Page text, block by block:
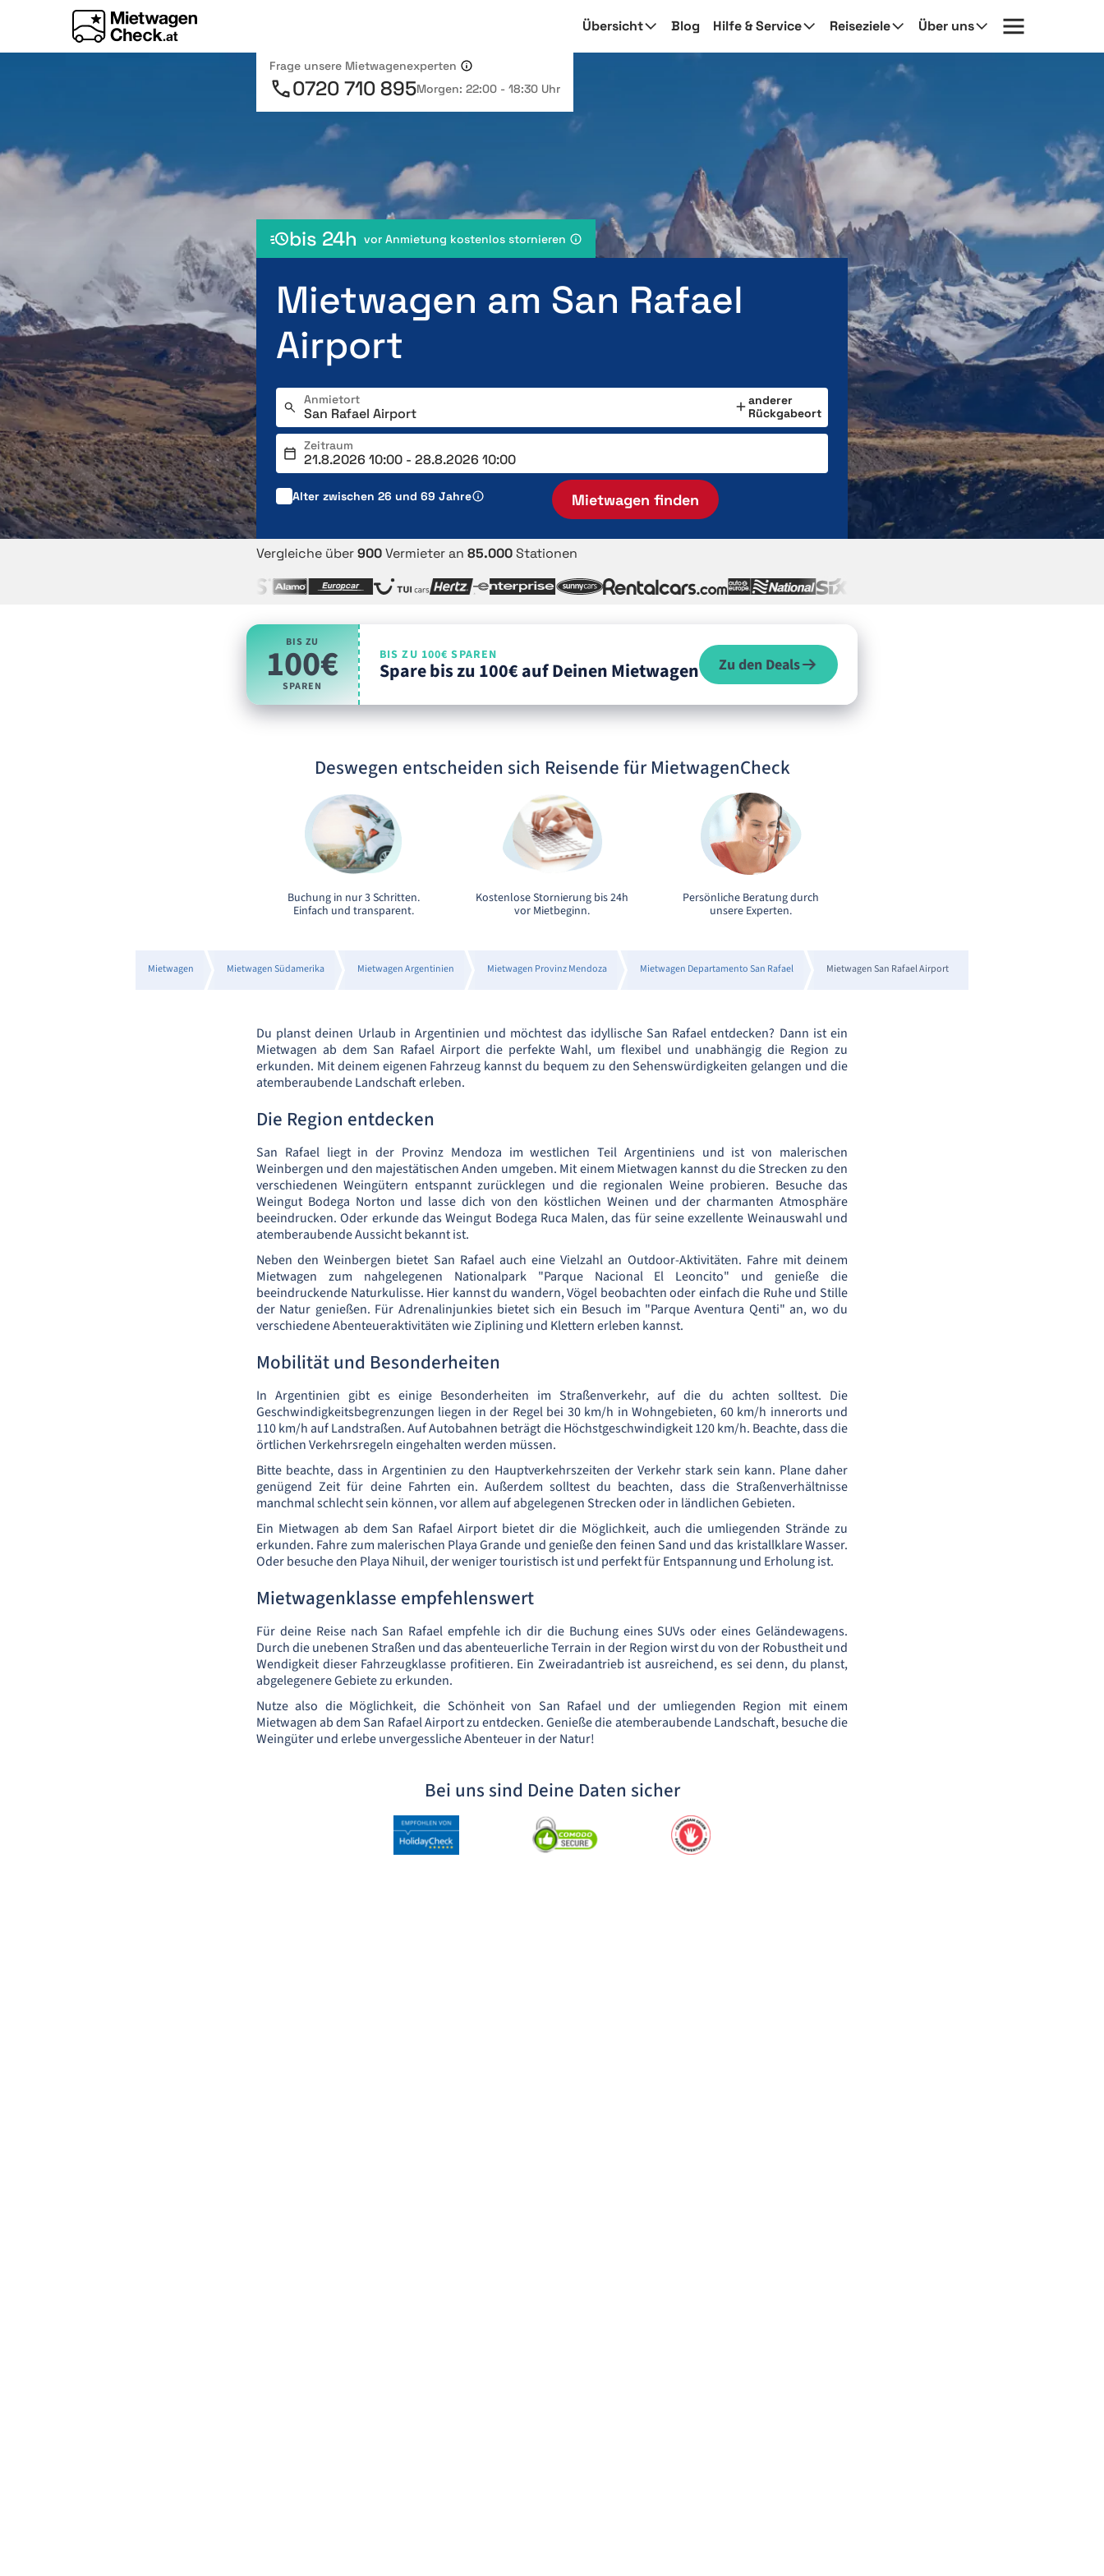
Übersicht Blog Hilfe & Service Reiseziele Über uns
Frage unsere Mietwagenexperten
0720 710 895Morgen: 22:00 - 18:30 Uhr
bis 24h vor Anmietung kostenlos stornieren
Mietwagen am San Rafael
Airport
Anmietort
anderer
Rückgabeort
Zeitraum
Alter zwischen 26 und 69 Jahre Mietwagen finden
Vergleiche über900Vermieter an 85.000Stationen
BIS ZU
100€
SPAREN
BIS ZU 100€ SPAREN
Spare bis zu 100€ auf Deinen Mietwagen Zu den Deals
Deswegen entscheiden sich Reisende für MietwagenCheck
Buchung in nur 3 Schritten.
Einfach und transparent.
Kostenlose Stornierung bis 24h
vor Mietbeginn.
Persönliche Beratung durch
unsere Experten.
Mietwagen Mietwagen Südamerika Mietwagen Argentinien Mietwagen Provinz Mendoza Mietwagen Departamento San Rafael Mietwagen San Rafael Airport
Du planst deinen Urlaub in Argentinien und möchtest das idyllische San Rafael entdecken? Dann ist ein
Mietwagen ab dem San Rafael Airport die perfekte Wahl, um flexibel und unabhängig die Region zu
erkunden. Mit deinem eigenen Fahrzeug kannst du bequem zu den Sehenswürdigkeiten gelangen und die
atemberaubende Landschaft erleben.
Die Region entdecken
San Rafael liegt in der Provinz Mendoza im westlichen Teil Argentiniens und ist von malerischen
Weinbergen und den majestätischen Anden umgeben. Mit einem Mietwagen kannst du die Strecken zu den
verschiedenen Weingütern entspannt zurücklegen und die regionalen Weine probieren. Besuche das
Weingut Bodega Norton und lasse dich von den köstlichen Weinen und der charmanten Atmosphäre
beeindrucken. Oder erkunde das Weingut Bodega Ruca Malen, das für seine exzellente Weinauswahl und
atemberaubende Aussicht bekannt ist.
Neben den Weinbergen bietet San Rafael auch eine Vielzahl an Outdoor-Aktivitäten. Fahre mit deinem
Mietwagen zum nahgelegenen Nationalpark "Parque Nacional El Leoncito" und genieße die
beeindruckende Naturkulisse. Hier kannst du wandern, Vögel beobachten oder einfach die Ruhe und Stille
der Natur genießen. Für Adrenalinjunkies bietet sich ein Besuch im "Parque Aventura Qenti" an, wo du
verschiedene Abenteueraktivitäten wie Ziplining und Klettern erleben kannst.
Mobilität und Besonderheiten
In Argentinien gibt es einige Besonderheiten im Straßenverkehr, auf die du achten solltest. Die
Geschwindigkeitsbegrenzungen liegen in der Regel bei 30 km/h in Wohngebieten, 60 km/h innerorts und
110 km/h auf Landstraßen. Auf Autobahnen beträgt die Höchstgeschwindigkeit 120 km/h. Beachte, dass die
örtlichen Verkehrsregeln eingehalten werden müssen.
Bitte beachte, dass in Argentinien zu den Hauptverkehrszeiten der Verkehr stark sein kann. Plane daher
genügend Zeit für deine Fahrten ein. Außerdem solltest du beachten, dass die Straßenverhältnisse
manchmal schlecht sein können, vor allem auf abgelegenen Strecken oder in ländlichen Gebieten.
Ein Mietwagen ab dem San Rafael Airport bietet dir die Möglichkeit, auch die umliegenden Strände zu
erkunden. Fahre zum malerischen Playa Grande und genieße den feinen Sand und das kristallklare Wasser.
Oder besuche den Playa Nihuil, der weniger touristisch ist und perfekt für Entspannung und Erholung ist.
Mietwagenklasse empfehlenswert
Für deine Reise nach San Rafael empfehle ich dir die Buchung eines SUVs oder eines Geländewagens.
Durch die unebenen Straßen und das abenteuerliche Terrain in der Region wirst du von der Robustheit und
Wendigkeit dieser Fahrzeugklasse profitieren. Ein Zweiradantrieb ist ausreichend, es sei denn, du planst,
abgelegenere Gebiete zu erkunden.
Nutze also die Möglichkeit, die Schönheit von San Rafael und der umliegenden Region mit einem
Mietwagen ab dem San Rafael Airport zu entdecken. Genieße die atemberaubende Landschaft, besuche die
Weingüter und erlebe unvergessliche Abenteuer in der Natur!
Bei uns sind Deine Daten sicher